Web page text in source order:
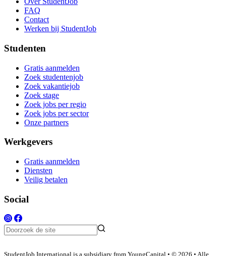
FAQ
Contact
Werken bij StudentJob
Studenten
Gratis aanmelden
Zoek studentenjob
Zoek vakantiejob
Zoek stage
Zoek jobs per regio
Zoek jobs per sector
Onze partners
Werkgevers
Gratis aanmelden
Diensten
Veilig betalen
Social
StudentJob International is a subsidiary from YoungCapital • © 2026 • Alle